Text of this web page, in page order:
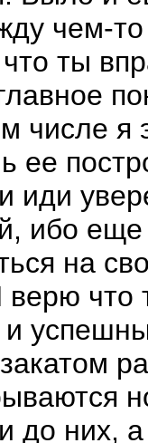
чем-
ты
числе я
ее
иди
ибо
на
верю
до них,